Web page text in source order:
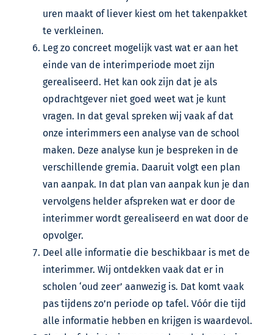
uren maakt of liever kiest om het takenpakket
te verkleinen.
Leg zo concreet mogelijk vast wat er aan het
einde van de interimperiode moet zijn
gerealiseerd. Het kan ook zijn dat je als
opdrachtgever niet goed weet wat je kunt
vragen. In dat geval spreken wij vaak af dat
onze interimmers een analyse van de school
maken. Deze analyse kun je bespreken in de
verschillende gremia. Daaruit volgt een plan
van aanpak. In dat plan van aanpak kun je dan
vervolgens helder afspreken wat er door de
interimmer wordt gerealiseerd en wat door de
opvolger.
Deel alle informatie die beschikbaar is met de
interimmer. Wij ontdekken vaak dat er in
scholen ‘oud zeer’ aanwezig is. Dat komt vaak
pas tijdens zo’n periode op tafel. Vóór die tijd
alle informatie hebben en krijgen is waardevol.